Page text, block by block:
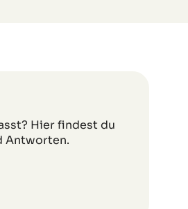
Hier findest du
Antworten.